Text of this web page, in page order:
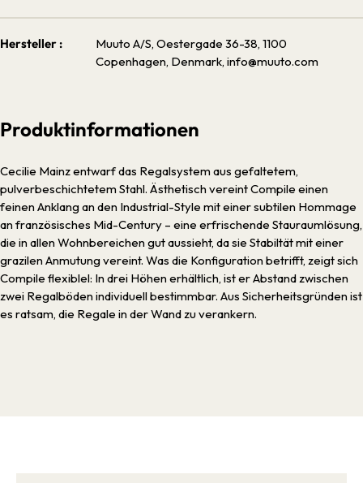
Hersteller :
Muuto A/S, Oestergade 36-38, 1100
Copenhagen, Denmark, info@muuto.com
Produktinformationen
Cecilie Mainz entwarf das Regalsystem aus gefaltetem,
pulverbeschichtetem Stahl. Ästhetisch vereint Compile einen
feinen Anklang an den Industrial-Style mit einer subtilen Hommage
an französisches Mid-Century – eine erfrischende Stauraumlösung,
die in allen Wohnbereichen gut aussieht, da sie Stabiltät mit einer
grazilen Anmutung vereint. Was die Konfiguration betrifft, zeigt sich
Compile flexiblel: In drei Höhen erhältlich, ist er Abstand zwischen
zwei Regalböden individuell bestimmbar. Aus Sicherheitsgründen ist
es ratsam, die Regale in der Wand zu verankern.